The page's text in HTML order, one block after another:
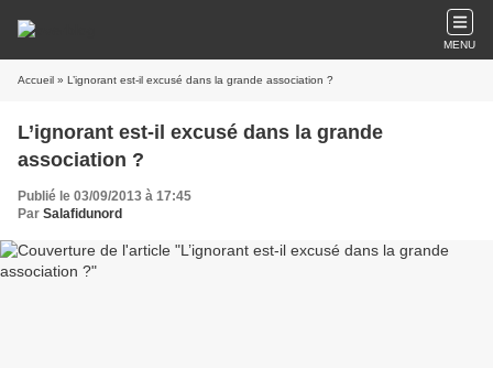
MENU
Accueil » L’ignorant est-il excusé dans la grande association ?
L’ignorant est-il excusé dans la grande
association ?
Publié le 03/09/2013 à 17:45
Par Salafidunord